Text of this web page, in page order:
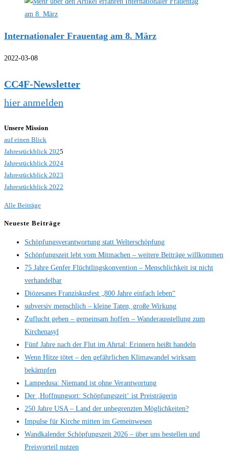
Internationaler Frauentag am 8. März
2022-03-08
CC4F-Newsletter
hier anmelden
Unsere Mission
auf einen Blick
Jahresrückblick 2025
Jahresrückblick 2024
Jahresrückblick 2023
Jahresrückblick 2022
Alle Beiträge
Neueste Beiträge
Schöpfungsverantwortung statt Welterschöpfung
Schöpfungszeit lebt vom Mitmachen – weitere Beiträge willkommen
75 Jahre Genfer Flüchtlingskonvention – Menschlichkeit ist nicht
verhandelbar
Diözesanes Franziskusfest „800 Jahre einfach leben“
subversiv menschlich – kleine Taten, große Wirkung
Zuflucht geben – gemeinsam hoffen – Wanderausstellung zum
Kirchenasyl
Fünf Jahre nach der Flut im Ahrtal: Erinnern heißt handeln
Wenn Hitze tötet – den gefährlichen Klimawandel wirksam
bekämpfen
Lampedusa: Niemand ist ohne Verantwortung
Der ‚Hoffnungsort: Schöpfungszeit‘ ist Preisträgerin
250 Jahre USA – Land der unbegrenzten Möglichkeiten?
Impulse für Kirche mitten im Gemeinwesen
Wandkalender Schöpfungszeit 2026 – über uns bestellen und
Preisvorteil nutzen